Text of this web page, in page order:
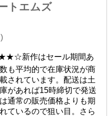
トエムズ
新作はセール期間あ
も平均的で在庫状況が商
されています。配送は土
があれば15時締切で発送
通常の販売価格よりも期
ているので狙い目。さら